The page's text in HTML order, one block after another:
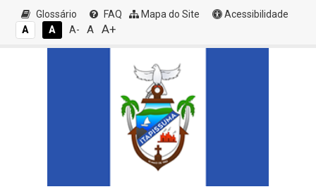
Glossário FAQ Mapa do Site
Acessibilidade
A
A A- A A+